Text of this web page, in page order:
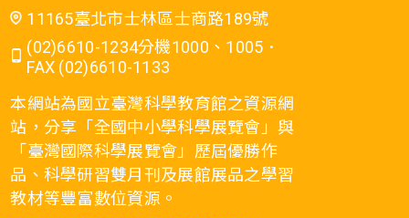
11165臺北市士林區士商路189號
(02)6610-1234分機1000、1005．
FAX (02)6610-1133
本網站為國立臺灣科學教育館之資源網
站，分享「全國中小學科學展覽會」與
「臺灣國際科學展覽會」歷屆優勝作
品、科學研習雙月刊及展館展品之學習
教材等豐富數位資源。